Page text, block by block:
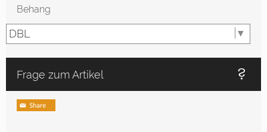
Behang
Frage zum Artikel